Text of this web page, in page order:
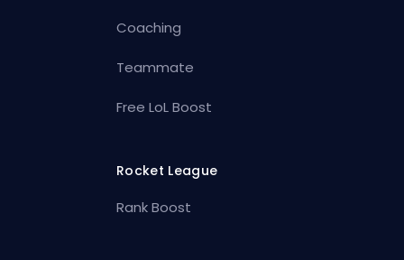
Coaching
Teammate
Free LoL Boost
Rocket League
Rank Boost